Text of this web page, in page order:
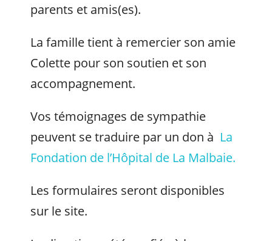
parents et amis(es).
La famille tient à remercier son amie
Colette pour son soutien et son
accompagnement.
Vos témoignages de sympathie
peuvent se traduire par un don à La
Fondation de l’Hôpital de La Malbaie.
Les formulaires seront disponibles
sur le site.